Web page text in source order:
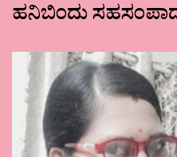
ಹನಿಬಿಂದು